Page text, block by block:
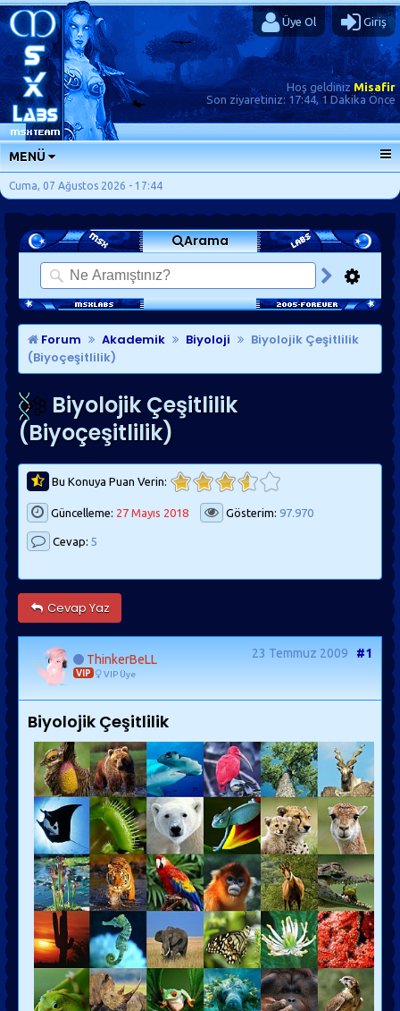
Üye Ol Giriş
Hoş geldinizMisafir
Son ziyaretiniz: 17:44, 1 Dakika Önce
MENÜ
ANA SAYFA
FORUMLAR
SORU-CEVAP
GÜNLÜKLER
SON MESAJLAR
KISAYOLLAR
Cuma, 07 Ağustos 2026 - 17:44
Arama
Forum Akademik Biyoloji
Biyolojik Çeşitlilik
(Biyoçeşitlilik)
Biyolojik Çeşitlilik
(Biyoçeşitlilik)
Bu Konuya Puan Verin:
Güncelleme: 27 Mayıs 2018 Gösterim: 97.970
Cevap: 5
Cevap Yaz
ThinkerBeLL
VIP VIP Üye
23 Temmuz 2009 #1
Biyolojik Çeşitlilik